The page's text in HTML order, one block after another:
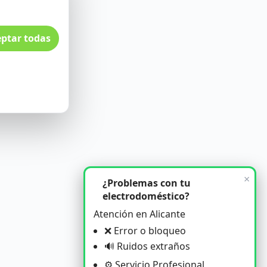
todas
×
¿Problemas con tu
electrodoméstico?
Atención en Alicante
❌ Error o bloqueo
🔊 Ruidos extraños